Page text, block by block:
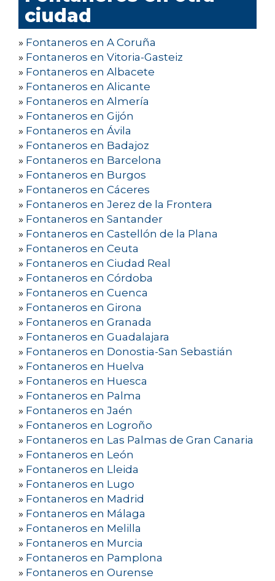
ciudad
» Fontaneros en A Coruña
» Fontaneros en Vitoria-Gasteiz
» Fontaneros en Albacete
» Fontaneros en Alicante
» Fontaneros en Almería
» Fontaneros en Gijón
» Fontaneros en Ávila
» Fontaneros en Badajoz
» Fontaneros en Barcelona
» Fontaneros en Burgos
» Fontaneros en Cáceres
» Fontaneros en Jerez de la Frontera
» Fontaneros en Santander
» Fontaneros en Castellón de la Plana
» Fontaneros en Ceuta
» Fontaneros en Ciudad Real
» Fontaneros en Córdoba
» Fontaneros en Cuenca
» Fontaneros en Girona
» Fontaneros en Granada
» Fontaneros en Guadalajara
» Fontaneros en Donostia-San Sebastián
» Fontaneros en Huelva
» Fontaneros en Huesca
» Fontaneros en Palma
» Fontaneros en Jaén
» Fontaneros en Logroño
» Fontaneros en Las Palmas de Gran Canaria
» Fontaneros en León
» Fontaneros en Lleida
» Fontaneros en Lugo
» Fontaneros en Madrid
» Fontaneros en Málaga
» Fontaneros en Melilla
» Fontaneros en Murcia
» Fontaneros en Pamplona
» Fontaneros en Ourense